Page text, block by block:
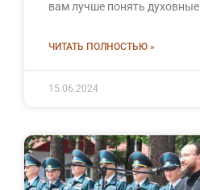
вам лучше понять духовные
ЧИТАТЬ ПОЛНОСТЬЮ »
15.06.2024